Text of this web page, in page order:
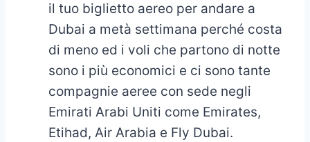
il tuo biglietto aereo per andare a
Dubai a metà settimana perché costa
di meno ed i voli che partono di notte
sono i più economici e ci sono tante
compagnie aeree con sede negli
Emirati Arabi Uniti come Emirates,
Etihad, Air Arabia e Fly Dubai.